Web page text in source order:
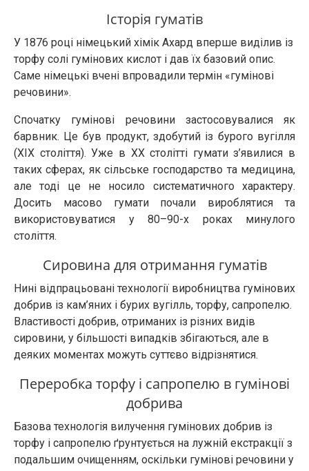
Історія гуматів
У 1876 році німецький хімік Ахард вперше виділив із
торфу солі гумінових кислот і дав їх базовий опис.
Саме німецькі вчені впровадили термін «гумінові
речовини».
Спочатку гумінові речовини застосовувалися як
барвник. Це був продукт, здобутий із бурого вугілля
(XIX століття). Уже в XX столітті гумати з’явилися в
таких сферах, як сільське господарство та медицина,
але тоді це не носило систематичного характеру.
Досить масово гумати почали вироблятися та
використовуватися у 80–90-х роках минулого
століття.
Сировина для отримання гуматів
Нині відпрацьовані технології виробництва гумінових
добрив із кам’яних і бурих вугілль, торфу, сапропелю.
Властивості добрив, отриманих із різних видів
сировини, у більшості випадків збігаються, але в
деяких моментах можуть суттєво відрізнятися.
Переробка торфу і сапропелю в гумінові
добрива
Базова технологія вилучення гумінових добрив із
торфу і сапропелю ґрунтується на лужній екстракції з
подальшим очищенням, оскільки гумінові речовини у